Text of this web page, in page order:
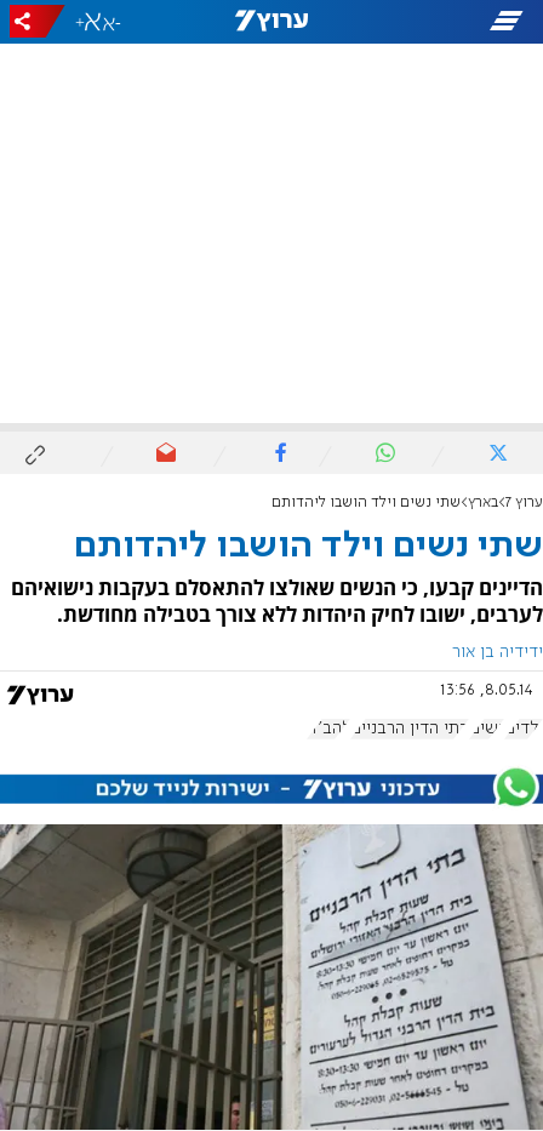
-
+
ערוץ 7 בארץ שתי נשים וילד הושבו ליהדותם
שתי נשים וילד הושבו ליהדותם
הדיינים קבעו, כי הנשים שאולצו להתאסלם בעקבות נישואיהם
לערבים, ישובו לחיק היהדות ללא צורך בטבילה מחודשת.
ידידיה בן אור
8.05.14, 13:56
ילדים נשים בתי הדין הרבניים להב"ה